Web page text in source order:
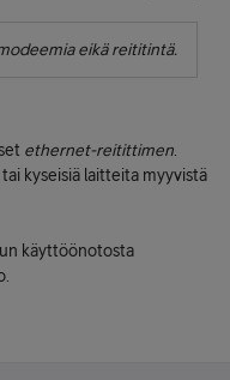
eikä reititintä.
ethernet-reitittimen
kyseisiä laitteita myyvistä
käyttöönotosta